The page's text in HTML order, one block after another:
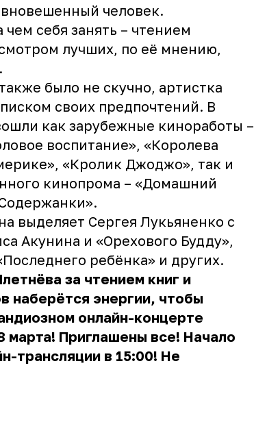
человек.
себя занять – чтением
лучших, по её мнению,
было не скучно, артистка
своих предпочтений. В
как зарубежные киноработы –
воспитание», «Королева
«Кролик Джоджо», так и
кинопрома – «Домашний
выделяет Сергея Лукьяненко с
Акунина и «Орехового Будду»,
ребёнка» и других.
за чтением книг и
наберётся энергии, чтобы
онлайн-концерте
марта! Приглашены все! Начало
трансляции в 15:00! Не